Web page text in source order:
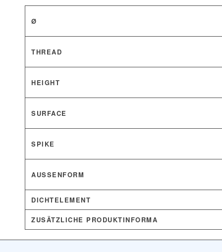
Ø
THREAD
HEIGHT
SURFACE
SPIKE
AUSSENFORM
DICHTELEMENT
ZUSÄTZLICHE PRODUKTINFORMA